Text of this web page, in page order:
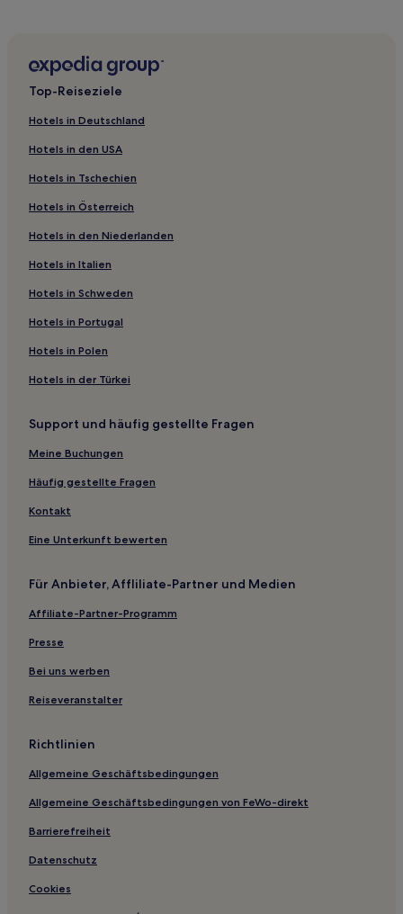
3-Sterne-Hotels in Polje
3-Sterne-Hotels in Kraljevica
2-Sterne-Hotels in Korzo
3-Sterne-Hotels in Korzo
2-Sterne-Hotels in Strand Rupa
Villen in Strand Rova
Gasthäuser in Strand Malin
Ferienwohnungen in Krk
Ferienwohnungen in Silo
Ferienwohnungen in Omisalj
Gasthäuser in Malinska-Dubasnica
Ferienwohnungen in Strand Pecine
Ferienwohnungen in Crikvenica
Villen in Crikvenica
Günstige nahe Strand Rupa
Haustierfreundliche nahe Strand Rupa
Günstige nahe Strand Dražica
Haustierfreundliche in Njivice
Günstige in Omisalj
Familien in Silo
Haustierfreundliche in Silo
Günstige in Silo
Hotels mit Parkplatz in Bakarac
Haustierfreundliche in Vrbnik
Hotels mit Pool nahe Strand Haludovo
Familien nahe Strand Haludovo
Hotels mit Parkplatz nahe Strand Haludovo
Luxus nahe Strand Haludovo
Top-Reiseziele
Hotels in Deutschland
Hotels in den USA
Hotels in Tschechien
Hotels in Österreich
Hotels in den Niederlanden
Hotels in Italien
Hotels in Schweden
Hotels in Portugal
Hotels in Polen
Hotels in der Türkei
Support und häufig gestellte Fragen
Meine Buchungen
Häufig gestellte Fragen
Kontakt
Eine Unterkunft bewerten
Für Anbieter, Affliliate-Partner und Medien
Affiliate-Partner-Programm
Presse
Bei uns werben
Reiseveranstalter
Richtlinien
Allgemeine Geschäftsbedingungen
Allgemeine Geschäftsbedingungen von FeWo-direkt
Barrierefreiheit
Datenschutz
Cookies